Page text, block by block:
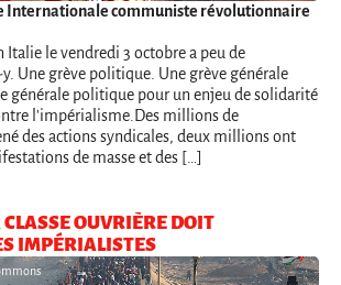
Internationale communiste révolutionnaire
Italie le vendredi 3 octobre a peu de
y. Une grève politique. Une grève générale
générale politique pour un enjeu de solidarité
l'impérialisme.Des millions de
des actions syndicales, deux millions ont
de masse et des […]
OUVRIÈRE DOIT
IMPÉRIALISTES